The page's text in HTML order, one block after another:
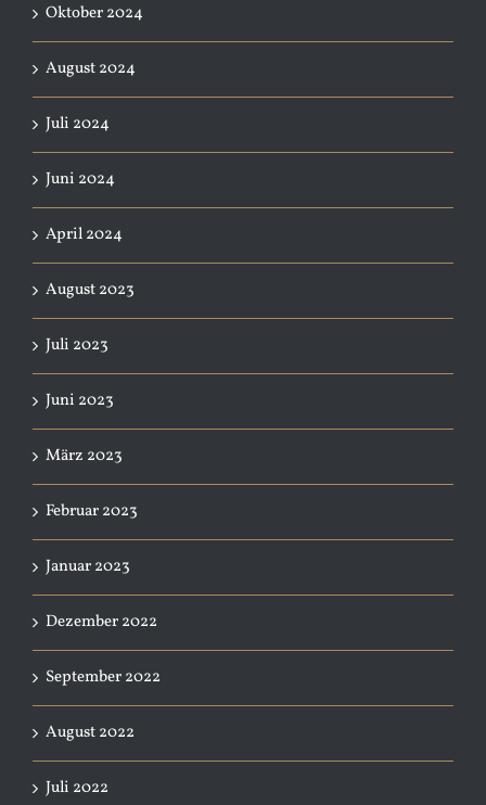
Oktober 2024
August 2024
Juli 2024
Juni 2024
April 2024
August 2023
Juli 2023
Juni 2023
März 2023
Februar 2023
Januar 2023
Dezember 2022
September 2022
August 2022
Juli 2022